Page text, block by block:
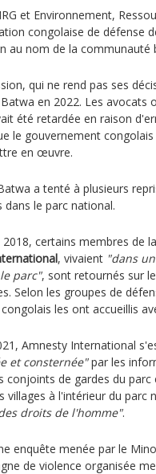
et Environnement,
congolaise de défense
au nom de la communauté
qui ne rend pas ses
en 2022. Les avocats
été retardée en raison
le gouvernement
en œuvre.
a tenté à plusieurs
dans le parc national.
2018, certains membres de
, vivaient "dans
parc", sont retournés sur
Selon les groupes de
les ont accueillis
Amnesty International
et consternée"par les
conjoints de gardes du
villages à l'intérieur du parc
droits de l'homme".
enquête menée par le
de violence organisée